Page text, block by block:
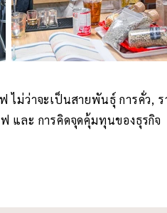
ไม่ว่าจะเป็นสายพันธุ์ การคั่ว,
และ การคิดจุดคุ้มทุนของธุรกิจ